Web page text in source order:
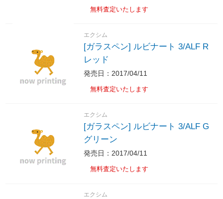
無料査定いたします
エクシム
[ガラスペン] ルビナート 3/ALF R
レッド
発売日：2017/04/11
無料査定いたします
エクシム
[ガラスペン] ルビナート 3/ALF G
グリーン
発売日：2017/04/11
無料査定いたします
エクシム